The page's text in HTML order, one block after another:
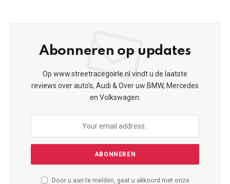
Abonneren op updates
Op www.streetracegoirle.nl vindt u de laatste
reviews over auto's, Audi & Over uw BMW, Mercedes
en Volkswagen.
Door u aan te melden, gaat u akkoord met onze